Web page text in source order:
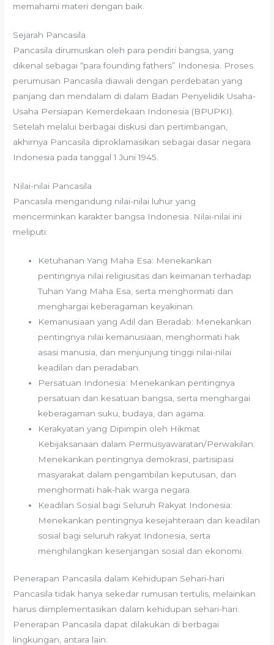
memahami materi dengan baik.
Sejarah Pancasila
Pancasila dirumuskan oleh para pendiri bangsa, yang
dikenal sebagai “para founding fathers” Indonesia. Proses
perumusan Pancasila diawali dengan perdebatan yang
panjang dan mendalam di dalam Badan Penyelidik Usaha-
Usaha Persiapan Kemerdekaan Indonesia (BPUPKI).
Setelah melalui berbagai diskusi dan pertimbangan,
akhirnya Pancasila diproklamasikan sebagai dasar negara
Indonesia pada tanggal 1 Juni 1945.
Nilai-nilai Pancasila
Pancasila mengandung nilai-nilai luhur yang
mencerminkan karakter bangsa Indonesia. Nilai-nilai ini
meliputi:
Ketuhanan Yang Maha Esa: Menekankan
pentingnya nilai religiusitas dan keimanan terhadap
Tuhan Yang Maha Esa, serta menghormati dan
menghargai keberagaman keyakinan.
Kemanusiaan yang Adil dan Beradab: Menekankan
pentingnya nilai kemanusiaan, menghormati hak
asasi manusia, dan menjunjung tinggi nilai-nilai
keadilan dan peradaban.
Persatuan Indonesia: Menekankan pentingnya
persatuan dan kesatuan bangsa, serta menghargai
keberagaman suku, budaya, dan agama.
Kerakyatan yang Dipimpin oleh Hikmat
Kebijaksanaan dalam Permusyawaratan/Perwakilan:
Menekankan pentingnya demokrasi, partisipasi
masyarakat dalam pengambilan keputusan, dan
menghormati hak-hak warga negara.
Keadilan Sosial bagi Seluruh Rakyat Indonesia:
Menekankan pentingnya kesejahteraan dan keadilan
sosial bagi seluruh rakyat Indonesia, serta
menghilangkan kesenjangan sosial dan ekonomi.
Penerapan Pancasila dalam Kehidupan Sehari-hari
Pancasila tidak hanya sekedar rumusan tertulis, melainkan
harus diimplementasikan dalam kehidupan sehari-hari.
Penerapan Pancasila dapat dilakukan di berbagai
lingkungan, antara lain: